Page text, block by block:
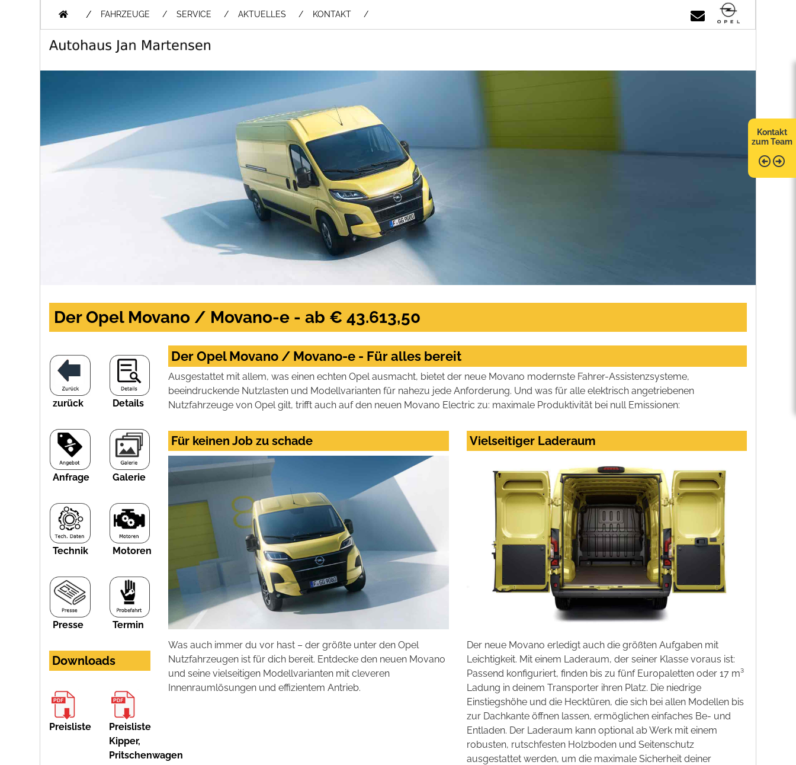
/ FAHRZEUGE SERVICE AKTUELLES KONTAKT
Kontakt
zum Team
Der Opel Movano / Movano-e - ab € 43.613,50
zurück Details
Anfrage Galerie
Technik Motoren
Presse Termin
Downloads
Preisliste
Preisliste
Kipper,
Pritschenwagen
Der Opel Movano / Movano-e - Für alles bereit
Ausgestattet mit allem, was einen echten Opel ausmacht, bietet der neue Movano modernste Fahrer-Assistenzsysteme,
beeindruckende Nutzlasten und Modellvarianten für nahezu jede Anforderung. Und was für alle elektrisch angetriebenen
Nutzfahrzeuge von Opel gilt, trifft auch auf den neuen Movano Electric zu: maximale Produktivität bei null Emissionen:
Für keinen Job zu schade
Was auch immer du vor hast – der größte unter den Opel
Nutzfahrzeugen ist für dich bereit. Entdecke den neuen Movano
und seine vielseitigen Modellvarianten mit cleveren
Innenraumlösungen und effizientem Antrieb.
Vielseitiger Laderaum
Der neue Movano erledigt auch die größten Aufgaben mit
Leichtigkeit. Mit einem Laderaum, der seiner Klasse voraus ist:
Passend konfiguriert, finden bis zu fünf Europaletten oder 17 m³
Ladung in deinem Transporter ihren Platz. Die niedrige
Einstiegshöhe und die Hecktüren, die sich bei allen Modellen bis
zur Dachkante öffnen lassen, ermöglichen einfaches Be- und
Entladen. Der Laderaum kann optional ab Werk mit einem
robusten, rutschfesten Holzboden und Seitenschutz
ausgestattet werden, um die maximale Sicherheit deiner